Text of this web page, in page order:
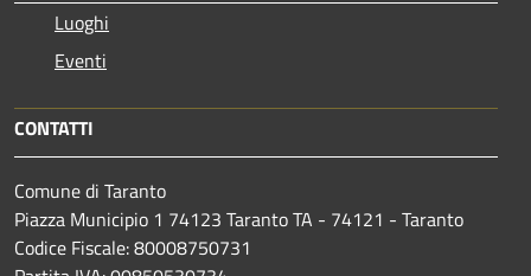
Luoghi
Eventi
CONTATTI
Comune di Taranto
Piazza Municipio 1 74123 Taranto TA - 74121 - Taranto
Codice Fiscale: 80008750731